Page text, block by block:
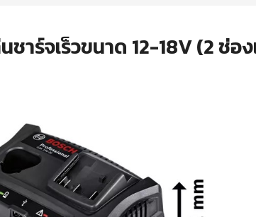
ชาร์จเร็วขนาด 12-18V (2 ช่